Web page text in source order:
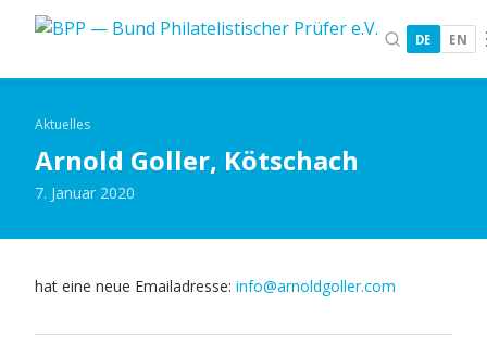
DE EN
Aktuelles
Arnold Goller, Kötschach
7. Januar 2020
hat eine neue Emailadresse: info@arnoldgoller.com